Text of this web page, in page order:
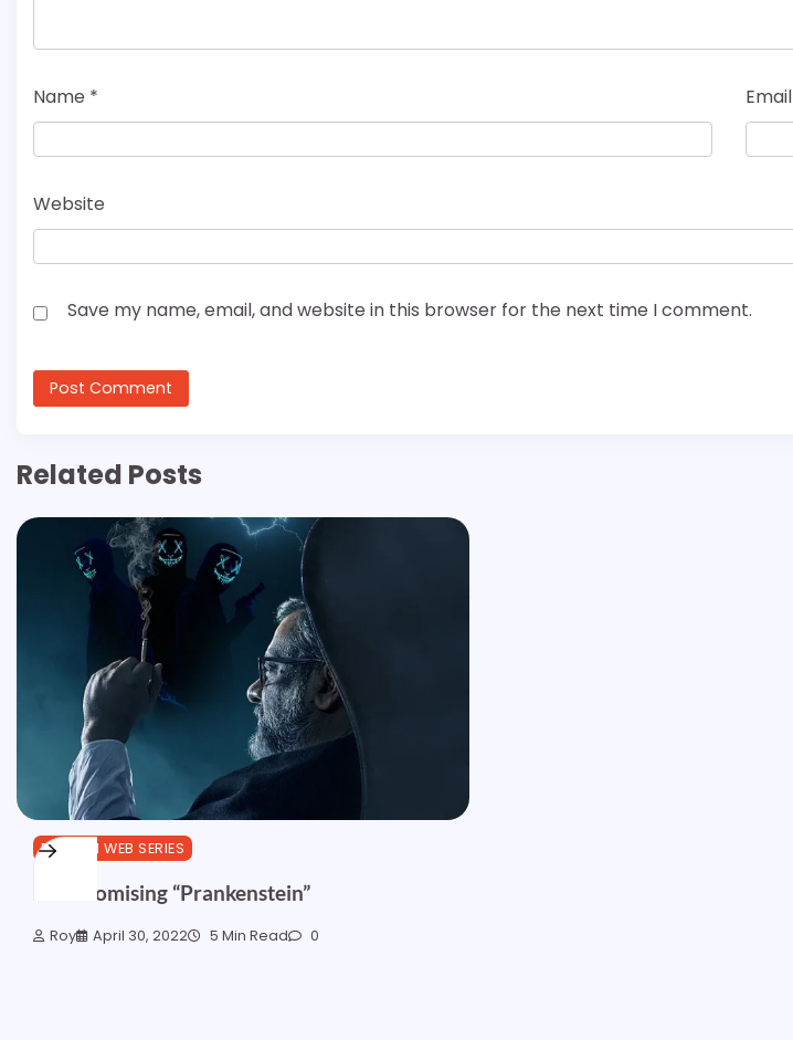
Name * Email
Website
Save my name, email, and website in this browser for the next time I comment.
Related Posts
BENGALI WEB SERIES
The Promising “Prankenstein”
Roy April 30, 2022 5 Min Read 0